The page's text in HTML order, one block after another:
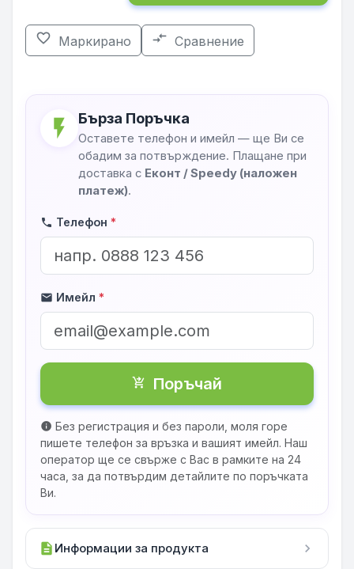
favorite_border Маркирано compare_arrows Сравнение
flash_on Бърза Поръчка
Оставете телефон и имейл — ще Ви се
обадим за потвърждение. Плащане при
доставка с Еконт / Speedy (наложен
платеж).
phone Телефон *
mail Имейл *
shopping_cart_checkout Поръчай
info Без регистрация и без пароли, моля горе
пишете телефон за връзка и вашият имейл. Наш
оператор ще се свърже с Вас в рамките на 24
часа, за да потвърдим детайлите по поръчката
Ви.
description Информации за продукта chevron_right